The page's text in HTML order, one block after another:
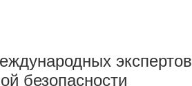
экспертов
безопасности